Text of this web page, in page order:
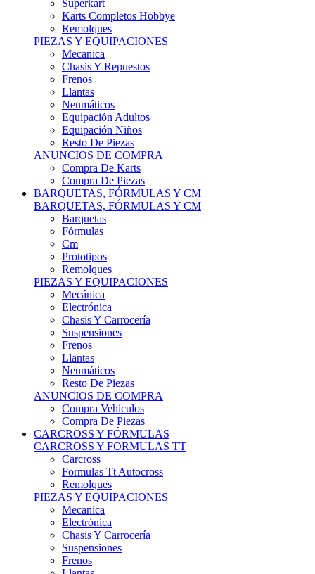
Superkart
Karts Completos Hobbye
Remolques
PIEZAS Y EQUIPACIONES
Mecanica
Chasis Y Repuestos
Frenos
Llantas
Neumáticos
Equipación Adultos
Equipación Niños
Resto De Piezas
ANUNCIOS DE COMPRA
Compra De Karts
Compra De Piezas
BARQUETAS, FÓRMULAS Y CM
BARQUETAS, FÓRMULAS Y CM
Barquetas
Fórmulas
Cm
Prototipos
Remolques
PIEZAS Y EQUIPACIONES
Mecánica
Electrónica
Chasis Y Carrocería
Suspensiones
Frenos
Llantas
Neumáticos
Resto De Piezas
ANUNCIOS DE COMPRA
Compra Vehículos
Compra De Piezas
CARCROSS Y FÓRMULAS
CARCROSS Y FORMULAS TT
Carcross
Formulas Tt Autocross
Remolques
PIEZAS Y EQUIPACIONES
Mecanica
Electrónica
Chasis Y Carrocería
Suspensiones
Frenos